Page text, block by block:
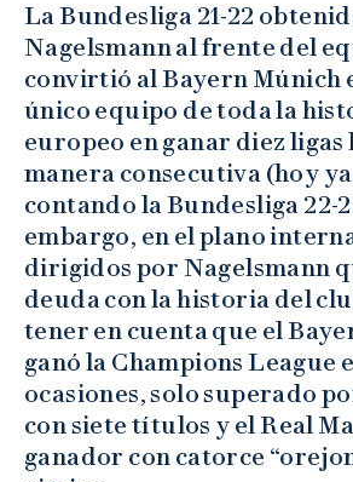
La Bundesliga 21-22
Nagelsmann al frente del
convirtió al Bayern Múnich
único equipo de toda la
europeo en ganar diez ligas
manera consecutiva (hoy ya
contando la Bundesliga 22-
embargo, en el plano
dirigidos por Nagelsmann
deuda con la historia del
tener en cuenta que el
ganó la Champions League
ocasiones, solo superado
con siete títulos y el Real
ganador con catorce